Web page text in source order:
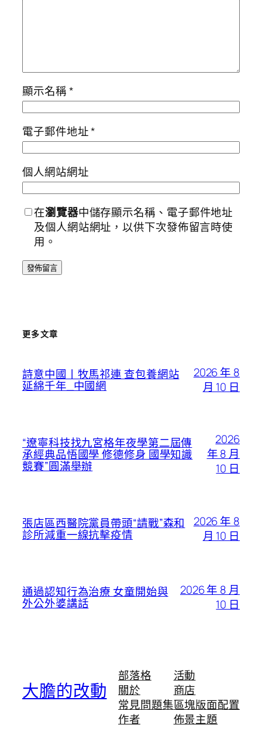
顯示名稱*
電子郵件地址*
個人網站網址
在瀏覽器中儲存顯示名稱、電子郵件地址
及個人網站網址，以供下次發佈留言時使
用。
更多文章
詩意中國丨牧馬祁連 查包養網站
延綿千年_中國網
2026 年 8
月 10 日
“遼寧科技找九宮格年夜學第二屆傳
承經典品悟國學 修德修身 國學知識
競賽”圓滿舉辦
2026
年 8 月
10 日
張店區西醫院黨員帶頭“請戰”森和
診所減重一線抗擊疫情
2026 年 8
月 10 日
通過認知行為治療 女童開始與
外公外婆講話
2026 年 8 月
10 日
大膽的改動
部落格
關於
常見問題集
作者
活動
商店
區塊版面配置
佈景主題